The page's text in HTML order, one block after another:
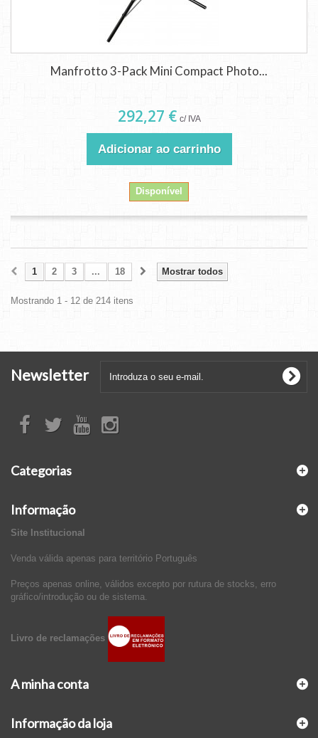
Manfrotto 3-Pack Mini Compact Photo...
292,27 € c/ IVA
Adicionar ao carrinho
Disponível
Mostrar todos
1 2 3 ... 18
Mostrando 1 - 12 de 214 itens
Newsletter
Categorias
Informação
Site Institucional
Venda válida apenas para território Português
Preços apenas online, válidos excepto por rutura de stocks, erro
gráfico/introdução ou de sistema.
Livro de reclamações
A minha conta
Informação da loja